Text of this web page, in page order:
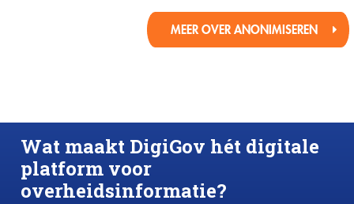
MEER OVER ANONIMISEREN
Wat maakt DigiGov hét digitale
platform voor
overheidsinformatie?